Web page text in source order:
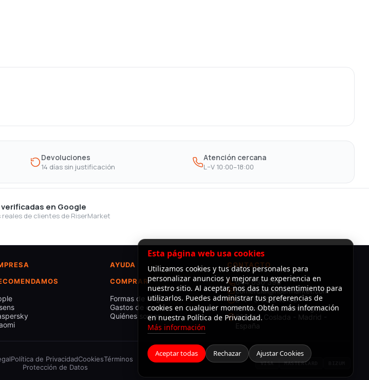
Devoluciones
14 días sin justificación
Atención cercana
L–V 10:00–18:00
en Google
reales de clientes de RiserMarket
AYUDA
COMPRAR
Formas de Pago
Gastos de envío
Quiénes somos
CONTACTO
644 030 396
comercial@risermarket.com
L–V · 9:00 a 19:00
Almacén: C/Luxemburgo, 3 -
28821 - Coslada - Madrid -
España
Política de PrivacidadCookiesTérminos
Protección de Datos
VISA MASTERCARD
Esta página web usa cookies
Utilizamos cookies y tus datos personales para
personalizar anuncios y mejorar tu experiencia en
nuestro sitio. Al aceptar, nos das tu consentimiento para
utilizarlos. Puedes administrar tus preferencias de
cookies en cualquier momento. Obtén más información
en nuestra Política de Privacidad.
Más información
Aceptar todas Rechazar Ajustar Cookies